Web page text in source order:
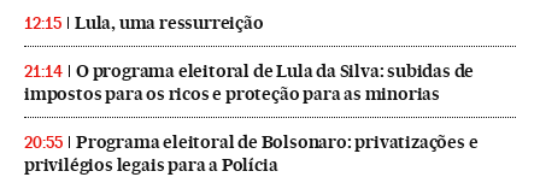
12:15 Lula, uma ressurreição
21:14
O programa eleitoral de Lula da Silva: subidas de
impostos para os ricos e proteção para as minorias
20:55
Programa eleitoral de Bolsonaro: privatizações e
privilégios legais para a Polícia